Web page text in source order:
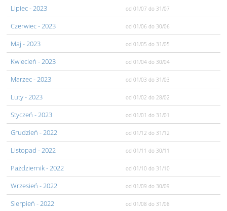
Lipiec- 2023 od 01/07 do 31/07
Czerwiec- 2023 od 01/06 do 30/06
Maj - 2023 od 01/05 do 31/05
Kwiecień - 2023 od 01/04 do 30/04
Marzec- 2023 od 01/03 do 31/03
Luty- 2023 od 01/02 do 28/02
Styczeń - 2023 od 01/01 do 31/01
Grudzień - 2022 od 01/12 do 31/12
Listopad - 2022 od 01/11 do 30/11
Pażdziernik- 2022 od 01/10 do 31/10
Wrzesień - 2022 od 01/09 do 30/09
Sierpień - 2022 od 01/08 do 31/08